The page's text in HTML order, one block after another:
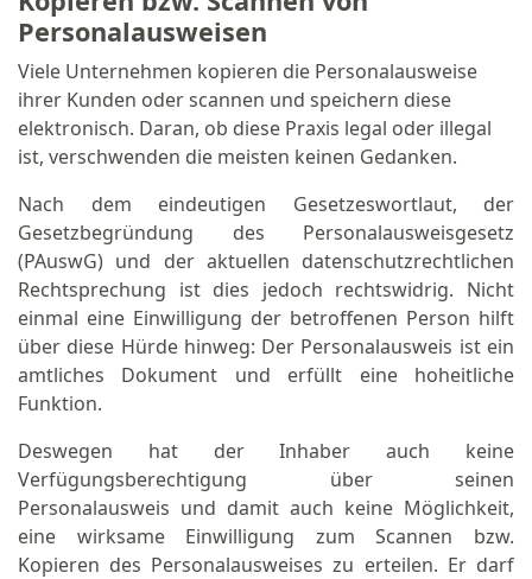
Personalausweisen
Viele Unternehmen kopieren die Personalausweise
ihrer Kunden oder scannen und speichern diese
elektronisch. Daran, ob diese Praxis legal oder illegal
ist, verschwenden die meisten keinen Gedanken.
Nach dem eindeutigen Gesetzeswortlaut, der
Gesetzbegründung des Personalausweisgesetz
(PAuswG) und der aktuellen datenschutzrechtlichen
Rechtsprechung ist dies jedoch rechtswidrig. Nicht
einmal eine Einwilligung der betroffenen Person hilft
über diese Hürde hinweg: Der Personalausweis ist ein
amtliches Dokument und erfüllt eine hoheitliche
Funktion.
Deswegen hat der Inhaber auch keine
Verfügungsberechtigung über seinen
Personalausweis und damit auch keine Möglichkeit,
eine wirksame Einwilligung zum Scannen bzw.
Kopieren des Personalausweises zu erteilen. Er darf